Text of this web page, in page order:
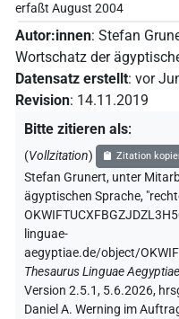
erfaßt August 2004
Autor:innen: Stefan
Wortschatz der
Datensatz erstellt: vor
Revision: 14.11.2019
Bitte zitieren als:
(Vollzitation) Zitation
Stefan Grunert, unter
ägyptischen Sprache,
linguae-
aegyptiae.de/object/
Thesaurus Linguae Aegyptiae
Version 2.5.1, 5.6.2026,
Daniel A. Werning im